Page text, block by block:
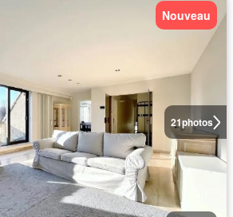
21photos
Nouveau